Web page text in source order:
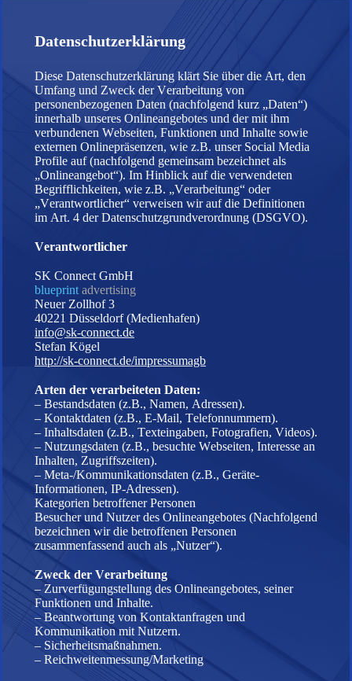
Datenschutzerklärung
Diese Datenschutzerklärung klärt Sie über die Art, den
Umfang und Zweck der Verarbeitung von
personenbezogenen Daten (nachfolgend kurz „Daten“)
innerhalb unseres Onlineangebotes und der mit ihm
verbundenen Webseiten, Funktionen und Inhalte sowie
externen Onlinepräsenzen, wie z.B. unser Social Media
Profile auf (nachfolgend gemeinsam bezeichnet als
„Onlineangebot“). Im Hinblick auf die verwendeten
Begrifflichkeiten, wie z.B. „Verarbeitung“ oder
„Verantwortlicher“ verweisen wir auf die Definitionen
im Art. 4 der Datenschutzgrundverordnung (DSGVO).
Verantwortlicher
SK Connect GmbH
blueprint advertising
Neuer Zollhof 3
40221 Düsseldorf (Medienhafen)
info@sk-connect.de
Stefan Kögel
http://sk-connect.de/impressumagb
Arten der verarbeiteten Daten:
– Bestandsdaten (z.B., Namen, Adressen).
– Kontaktdaten (z.B., E-Mail, Telefonnummern).
– Inhaltsdaten (z.B., Texteingaben, Fotografien, Videos).
– Nutzungsdaten (z.B., besuchte Webseiten, Interesse an
Inhalten, Zugriffszeiten).
– Meta-/Kommunikationsdaten (z.B., Geräte-
Informationen, IP-Adressen).
Kategorien betroffener Personen
Besucher und Nutzer des Onlineangebotes (Nachfolgend
bezeichnen wir die betroffenen Personen
zusammenfassend auch als „Nutzer“).
Zweck der Verarbeitung
– Zurverfügungstellung des Onlineangebotes, seiner
Funktionen und Inhalte.
– Beantwortung von Kontaktanfragen und
Kommunikation mit Nutzern.
– Sicherheitsmaßnahmen.
– Reichweitenmessung/Marketing